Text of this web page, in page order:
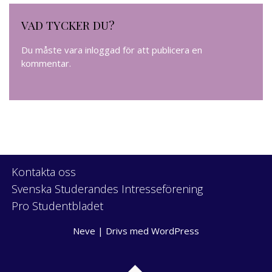
VAD TYCKER DU?
Du måste vara inloggad för att publicera en
kommentar.
Kontakta oss
Svenska Studerandes Intresseförening
Pro Studentbladet
Neve | Drivs med WordPress